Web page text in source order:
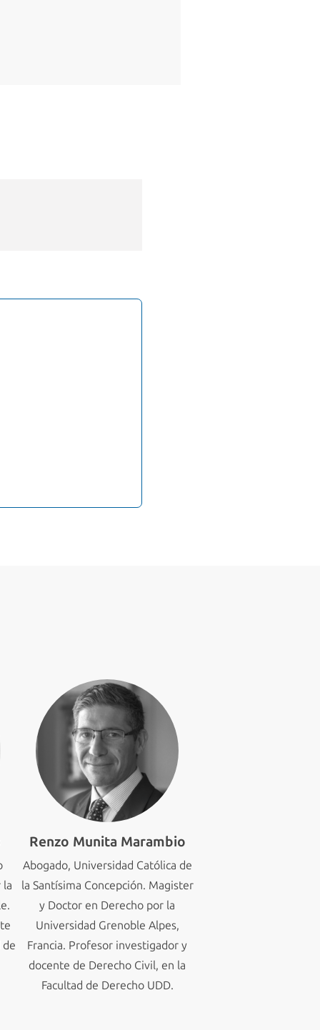
la
de
Renzo Munita Marambio
Abogado, Universidad Católica de
la Santísima Concepción. Magister
y Doctor en Derecho por la
Universidad Grenoble Alpes,
Francia. Profesor investigador y
docente de Derecho Civil, en la
Facultad de Derecho UDD.